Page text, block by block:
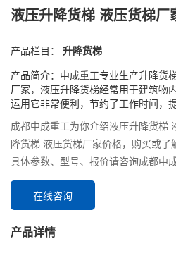
液压升降货梯 液压货梯厂
产品栏目： 升降货梯
产品简介：中成重工专业生产升降货
厂家，液压升降货梯经常用于建筑物
运用它非常便利，节约了工作时间，
成都中成重工为你介绍液压升降货梯
降货梯 液压货梯厂家价格，购买或
具体参数、型号、报价请咨询成都中成
在线咨询
产品详情